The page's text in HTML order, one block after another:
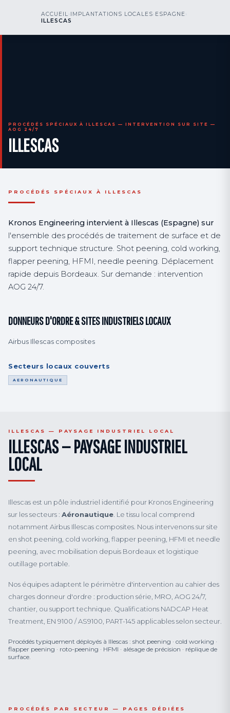
nos
engineering
NOUS APPELER AOG 24/7
PROCÉDÉS SPÉCIAUX À ILLESCAS — INTERVENTION SUR SITE —
AOG 24/7
ILLESCAS
ACCUEIL IMPLANTATIONS LOCALES ESPAGNE
ILLESCAS
PROCÉDÉS SPÉCIAUX À ILLESCAS
Kronos Engineering intervient à Illescas (Espagne) sur
l'ensemble des procédés de traitement de surface et de
support technique structure. Shot peening, cold working,
flapper peening, HFMI, needle peening. Déplacement
rapide depuis Bordeaux. Sur demande : intervention
AOG 24/7.
DONNEURS D'ORDRE & SITES INDUSTRIELS LOCAUX
Airbus Illescas composites
Secteurs locaux couverts
AERONAUTIQUE
ILLESCAS — PAYSAGE INDUSTRIEL LOCAL
ILLESCAS — PAYSAGE INDUSTRIEL
LOCAL
Illescas est un pôle industriel identifié pour Kronos Engineering
sur les secteurs : Aéronautique . Le tissu local comprend
notamment Airbus Illescas composites. Nous intervenons sur site
en shot peening, cold working, flapper peening, HFMI et needle
peening, avec mobilisation depuis Bordeaux et logistique
outillage portable.
Nos équipes adaptent le périmètre d'intervention au cahier des
charges donneur d'ordre : production série, MRO, AOG 24/7,
chantier, ou support technique. Qualifications NADCAP Heat
Treatment, EN 9100 / AS9100, PART-145 applicables selon secteur.
Procédés typiquement déployés à Illescas : shot peening · cold working ·
flapper peening · roto-peening · HFMI · alésage de précision · réplique de
surface.
PROCÉDÉS PAR SECTEUR — PAGES DÉDIÉES